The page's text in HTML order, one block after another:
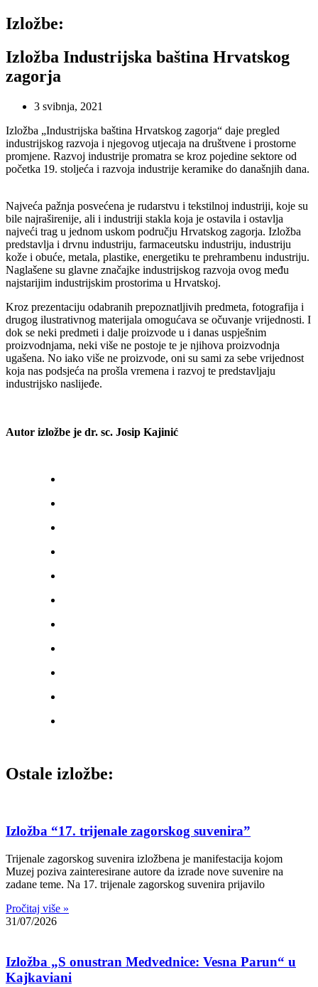
Izložbe:
Izložba Industrijska baština Hrvatskog
zagorja
3 svibnja, 2021
Izložba „Industrijska baština Hrvatskog zagorja“ daje pregled
industrijskog razvoja i njegovog utjecaja na društvene i prostorne
promjene. Razvoj industrije promatra se kroz pojedine sektore od
početka 19. stoljeća i razvoja industrije keramike do današnjih dana.
Najveća pažnja posvećena je rudarstvu i tekstilnoj industriji, koje su
bile najraširenije, ali i industriji stakla koja je ostavila i ostavlja
najveći trag u jednom uskom području Hrvatskog zagorja. Izložba
predstavlja i drvnu industriju, farmaceutsku industriju, industriju
kože i obuće, metala, plastike, energetiku te prehrambenu industriju.
Naglašene su glavne značajke industrijskog razvoja ovog među
najstarijim industrijskim prostorima u Hrvatskoj.
Kroz prezentaciju odabranih prepoznatljivih predmeta, fotografija i
drugog ilustrativnog materijala omogućava se očuvanje vrijednosti. I
dok se neki predmeti i dalje proizvode u i danas uspješnim
proizvodnjama, neki više ne postoje te je njihova proizvodnja
ugašena. No iako više ne proizvode, oni su sami za sebe vrijednost
koja nas podsjeća na prošla vremena i razvoj te predstavljaju
industrijsko naslijeđe.
Autor izložbe je dr. sc. Josip Kajinić
Ostale izložbe:
Izložba “17. trijenale zagorskog suvenira”
Trijenale zagorskog suvenira izložbena je manifestacija kojom
Muzej poziva zainteresirane autore da izrade nove suvenire na
zadane teme. Na 17. trijenale zagorskog suvenira prijavilo
Pročitaj više »
31/07/2026
Izložba „S onustran Medvednice: Vesna Parun“ u
Kajkaviani